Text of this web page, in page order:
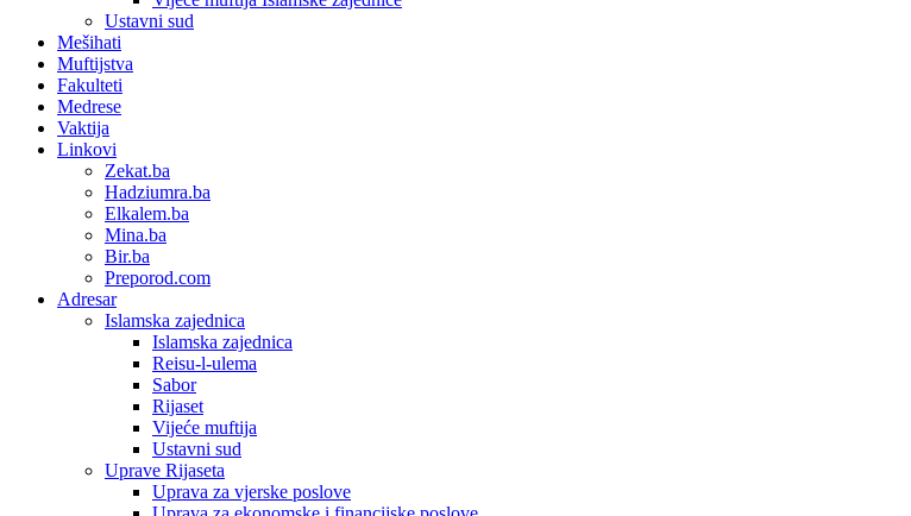
Ustavni sud
Mešihati
Muftijstva
Fakulteti
Medrese
Vaktija
Linkovi
Zekat.ba
Hadziumra.ba
Elkalem.ba
Mina.ba
Bir.ba
Preporod.com
Adresar
Islamska zajednica
Islamska zajednica
Reisu-l-ulema
Sabor
Rijaset
Vijeće muftija
Ustavni sud
Uprave Rijaseta
Uprava za vjerske poslove